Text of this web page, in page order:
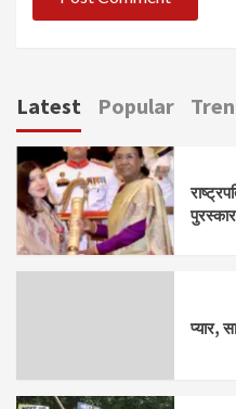
Latest Popular
पुरस्कार
प्यार,